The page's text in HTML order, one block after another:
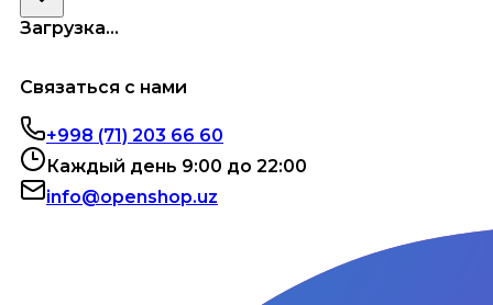
Загрузка...
Связаться с нами
+998 (71) 203 66 60
Каждый день 9:00 до 22:00
info@openshop.uz